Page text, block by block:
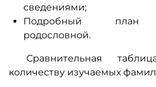
сведениями;
Подробный план
родословной.
Сравнительная
количеству изучаемых